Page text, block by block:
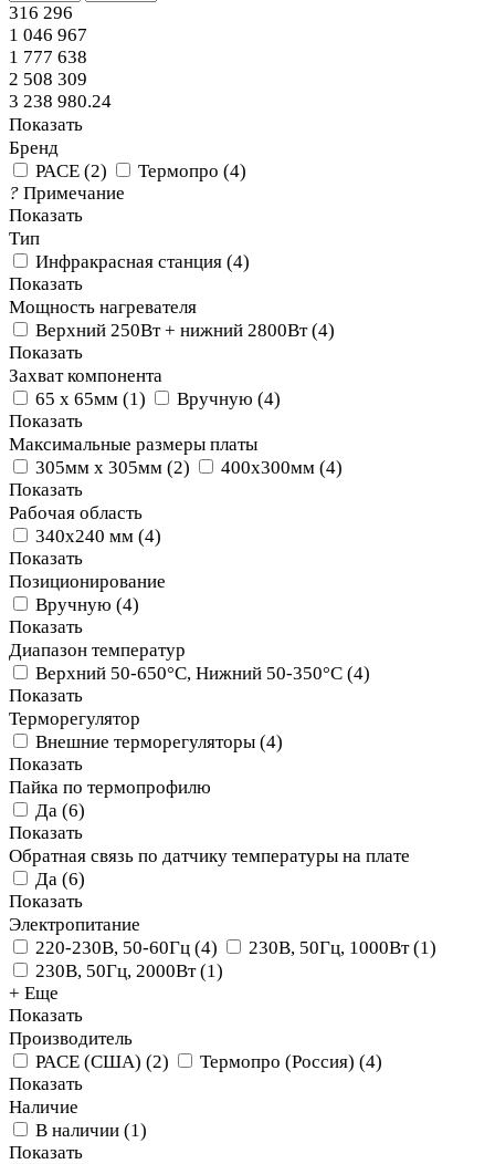
316 296
1 046 967
1 777 638
2 508 309
3 238 980.24
Показать
Бренд
PACE (2) Термопро (4)
? Примечание
Показать
Тип
Инфракрасная станция (4)
Показать
Мощность нагревателя
Верхний 250Вт + нижний 2800Вт(4)
Показать
Захват компонента
65 x 65мм (1) Вручную (4)
Показать
Максимальные размеры платы
305мм x 305мм (2) 400х300мм (4)
Показать
Рабочая область
340х240 мм (4)
Показать
Позиционирование
Вручную (4)
Показать
Диапазон температур
Верхний 50-650°С, Нижний 50-350°С (4)
Показать
Терморегулятор
Внешние терморегуляторы (4)
Показать
Пайка по термопрофилю
Да (6)
Показать
Обратная связь по датчику температуры на плате
Да (6)
Показать
Электропитание
220-230В, 50-60Гц (4) 230В, 50Гц, 1000Вт(1)
230В, 50Гц, 2000Вт(1)
+ Еще
Показать
Производитель
PACE (США) (2) Термопро (Россия) (4)
Показать
Наличие
В наличии (1)
Показать